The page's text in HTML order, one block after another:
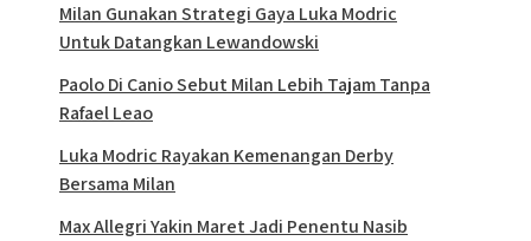
Milan Gunakan Strategi Gaya Luka Modric
Untuk Datangkan Lewandowski
Paolo Di Canio Sebut Milan Lebih Tajam Tanpa
Rafael Leao
Luka Modric Rayakan Kemenangan Derby
Bersama Milan
Max Allegri Yakin Maret Jadi Penentu Nasib